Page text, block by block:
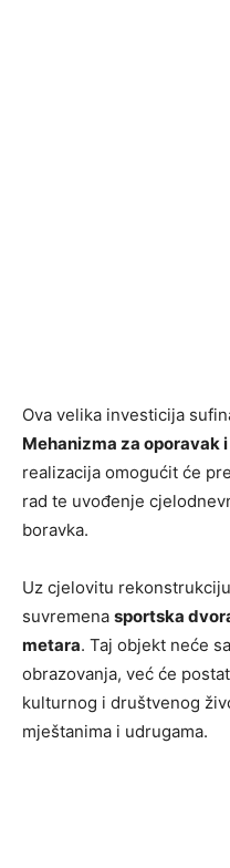
Ova velika investicija
Mehanizma za oporavak
realizacija omogućit će
rad te uvođenje
boravka.
Uz cjelovitu
suvremena sportska
metara. Taj objekt neće
obrazovanja, već će
kulturnog i društvenog
mještanima i udrugama.